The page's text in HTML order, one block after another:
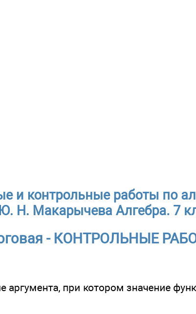
и контрольные работы по
Н. Макарычева Алгебра. 7
- КОНТРОЛЬНЫЕ
аргумента, при котором значение